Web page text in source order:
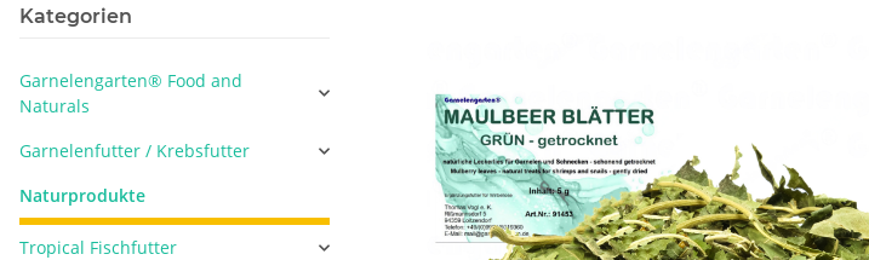
Kategorien
Garnelengarten® Food and
Naturals
Garnelenfutter / Krebsfutter
Naturprodukte
Tropical Fischfutter